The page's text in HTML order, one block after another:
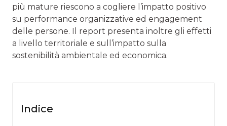
più mature riescono a cogliere l’impatto positivo
su performance organizzative ed engagement
delle persone. Il report presenta inoltre gli effetti
a livello territoriale e sull’impatto sulla
sostenibilità ambientale ed economica.
Indice